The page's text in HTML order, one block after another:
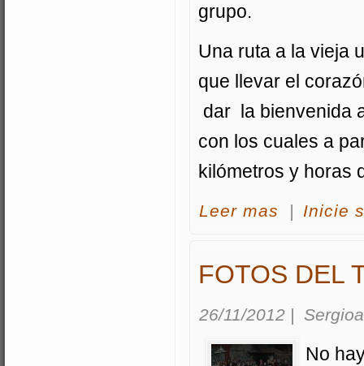
grupo.
Una ruta a la vieja
que llevar el
dar la bienvenida
con los cuales a
kilómetros y horas
Leer mas acerca Ruta Mtb
| Inicie
FOTOS DEL
26/11/2012 |
No